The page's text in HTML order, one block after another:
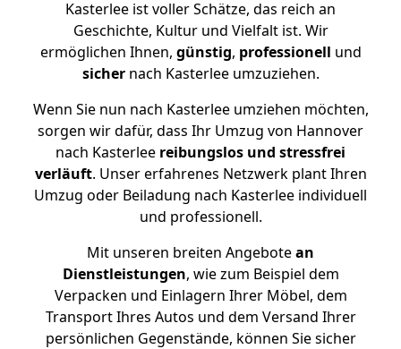
Kasterlee ist voller Schätze, das reich an
Geschichte, Kultur und Vielfalt ist. Wir
ermöglichen Ihnen, günstig, professionell und
sichernach Kasterlee umzuziehen.
Wenn Sie nun nach Kasterlee umziehen möchten,
sorgen wir dafür, dass Ihr Umzug von Hannover
nach Kasterlee reibungslos und stressfrei
verläuft. Unser erfahrenes Netzwerk plant Ihren
Umzug oder Beiladung nach Kasterlee individuell
und professionell.
Mit unseren breiten Angebotean
Dienstleistungen, wie zum Beispiel dem
Verpacken und Einlagern Ihrer Möbel, dem
Transport Ihres Autos und dem Versand Ihrer
persönlichen Gegenstände, können Sie sicher